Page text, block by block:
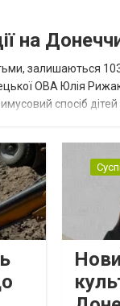
на
залишаються
ОВА Юлія
спосіб